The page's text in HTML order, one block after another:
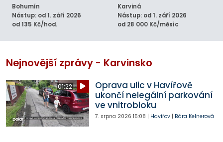
Bohumín
Nástup: od 1. září 2026
od 135 Kč/hod.
Karviná
Nástup: od 1. září 2026
od 28 000 Kč/měsíc
Nejnovější zprávy - Karvinsko
01:22
Oprava ulic v Havířově
ukončí nelegální parkování
ve vnitrobloku
7. srpna 2026 15:08 | Havířov| Bára Kelnerová